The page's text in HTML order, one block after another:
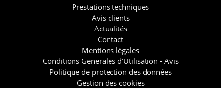
Prestations techniques
Avis clients
Actualités
Contact
Mentions légales
Conditions Générales d'Utilisation - Avis
Politique de protection des données
Gestion des cookies